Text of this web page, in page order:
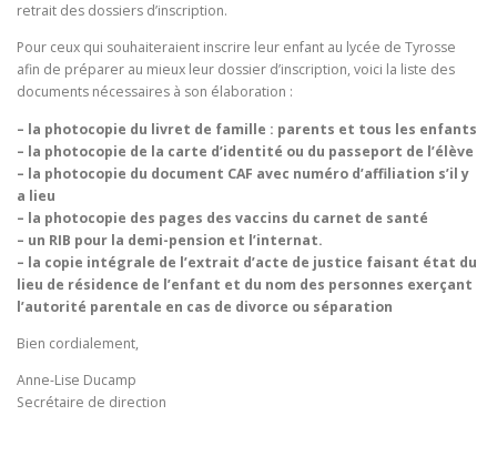
retrait des dossiers d’inscription.
Pour ceux qui souhaiteraient inscrire leur enfant au lycée de Tyrosse
afin de préparer au mieux leur dossier d’inscription, voici la liste des
documents nécessaires à son élaboration :
– la photocopie du livret de famille : parents et tous les enfants
– la photocopie de la carte d’identité ou du passeport de l’élève
– la photocopie du document CAF avec numéro d’affiliation s’il y
a lieu
– la photocopie des pages des vaccins du carnet de santé
– un RIB pour la demi-pension et l’internat.
– la copie intégrale de l’extrait d’acte de justice faisant état du
lieu de résidence de l’enfant et du nom des personnes exerçant
l’autorité parentale en cas de divorce ou séparation
Bien cordialement,
Anne-Lise Ducamp
Secrétaire de direction